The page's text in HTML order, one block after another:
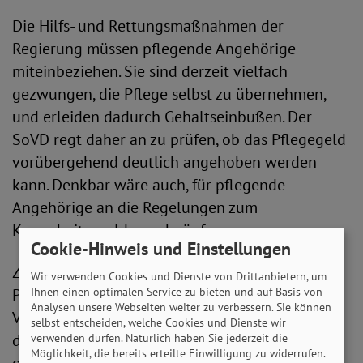
Die Hilfs- und Rettungsmaßnahmen der
Regierung müssen pflegende Angehörige
miteinbeziehen. Sie sind derzeit vielfach
gezwungen, die Pflege selbst zu übernehmen,
und erleiden dadurch Gehaltseinbußen. Der
SoVD regt daher an zu prüfen, ob das Pflegegeld
vorübergehend deutlich angehoben werden
kann. Denkbar wäre auch, für pflegende
Angehörige an die Regelungen zum
Kurzarbeitergeld anzuknüpfen.
Zudem fordert der SoVD eine Ausweitung des
Pflegeunterstützungsgeldes, dessen
Verlängerung der Bund finanzieren sollte. Die
derzeitigen Einschränkungen beim Pflege-TÜV
Cookie-Hinweis und Einstellungen
Wir verwenden Cookies und Dienste von Drittanbietern, um
Ihnen einen optimalen Service zu bieten und auf Basis von
Analysen unsere Webseiten weiter zu verbessern. Sie können
selbst entscheiden, welche Cookies und Dienste wir
verwenden dürfen. Natürlich haben Sie jederzeit die
Möglichkeit, die bereits erteilte Einwilligung zu widerrufen.